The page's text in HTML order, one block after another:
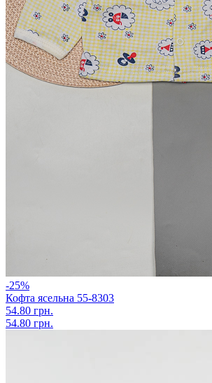
-25%
Кофта ясельна 55-8303
54.80 грн.
54.80 грн.